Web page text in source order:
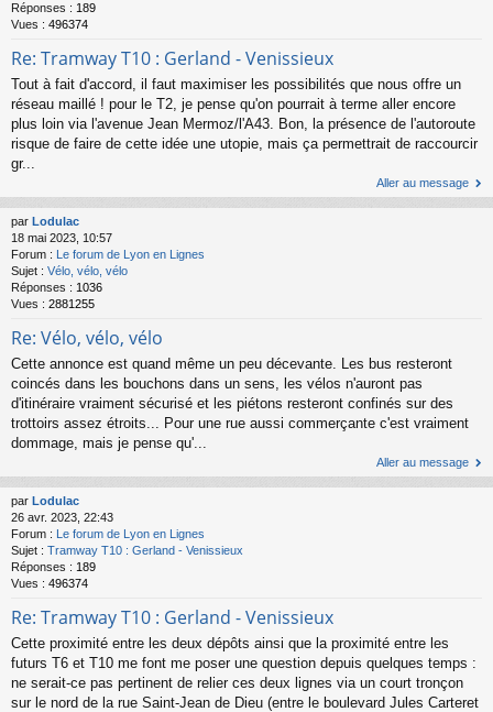
Réponses : 189
Vues : 496374
Re: Tramway T10 : Gerland - Venissieux
Tout à fait d'accord, il faut maximiser les possibilités que nous offre un
réseau maillé ! pour le T2, je pense qu'on pourrait à terme aller encore
plus loin via l'avenue Jean Mermoz/l'A43. Bon, la présence de l'autoroute
risque de faire de cette idée une utopie, mais ça permettrait de raccourcir
gr...
Aller au message
par Lodulac
18 mai 2023, 10:57
Forum : Le forum de Lyon en Lignes
Sujet : Vélo, vélo, vélo
Réponses : 1036
Vues : 2881255
Re: Vélo, vélo, vélo
Cette annonce est quand même un peu décevante. Les bus resteront
coincés dans les bouchons dans un sens, les vélos n'auront pas
d'itinéraire vraiment sécurisé et les piétons resteront confinés sur des
trottoirs assez étroits... Pour une rue aussi commerçante c'est vraiment
dommage, mais je pense qu'...
Aller au message
par Lodulac
26 avr. 2023, 22:43
Forum : Le forum de Lyon en Lignes
Sujet : Tramway T10 : Gerland - Venissieux
Réponses : 189
Vues : 496374
Re: Tramway T10 : Gerland - Venissieux
Cette proximité entre les deux dépôts ainsi que la proximité entre les
futurs T6 et T10 me font me poser une question depuis quelques temps :
ne serait-ce pas pertinent de relier ces deux lignes via un court tronçon
sur le nord de la rue Saint-Jean de Dieu (entre le boulevard Jules Carteret